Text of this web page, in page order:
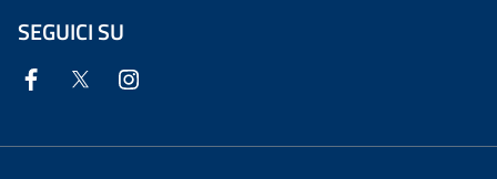
SEGUICI SU